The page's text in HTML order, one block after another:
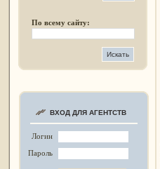
По всему сайту:
ВХОД ДЛЯ АГЕНТСТВ
Логин
Пароль